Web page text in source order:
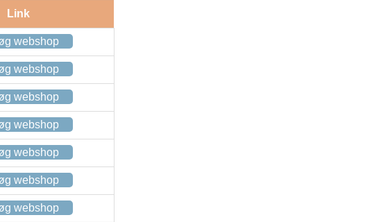
Link
webshop
webshop
webshop
webshop
webshop
webshop
webshop